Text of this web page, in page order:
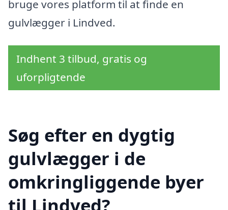
bruge vores platform til at finde en
gulvlægger i Lindved.
Indhent 3 tilbud, gratis og
uforpligtende
Søg efter en dygtig
gulvlægger i de
omkringliggende byer
til Lindved?